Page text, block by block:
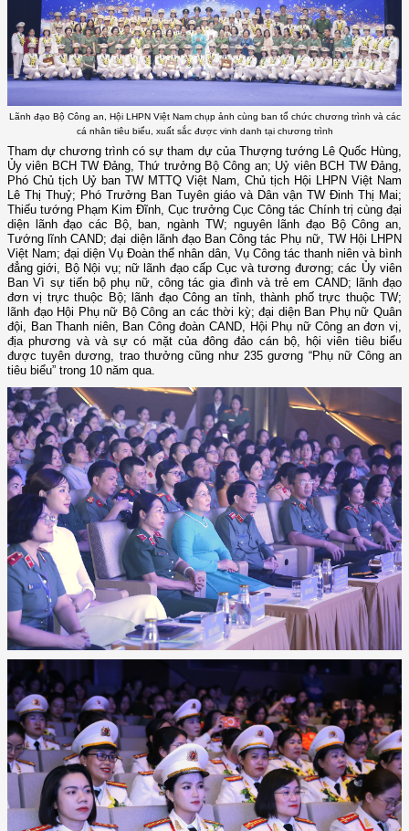
Lãnh đạo Bộ Công an, Hội LHPN Việt Nam chụp ảnh cùng ban tổ chức chương trình và các
cá nhân tiêu biểu, xuất sắc được vinh danh tại chương trình
Tham dự chương trình có sự tham dự của Thượng tướng Lê Quốc Hùng,
Ủy viên BCH TW Đảng, Thứ trưởng Bộ Công an; Uỷ viên BCH TW Đảng,
Phó Chủ tịch Uỷ ban TW MTTQ Việt Nam, Chủ tịch Hội LHPN Việt Nam
Lê Thị Thuỷ; Phó Trưởng Ban Tuyên giáo và Dân vận TW Đinh Thị Mai;
Thiếu tướng Phạm Kim Đĩnh, Cục trưởng Cục Công tác Chính trị cùng đại
diện lãnh đạo các Bộ, ban, ngành TW; nguyên lãnh đạo Bộ Công an,
Tướng lĩnh CAND; đại diện lãnh đạo Ban Công tác Phụ nữ, TW Hội LHPN
Việt Nam; đại diện Vụ Đoàn thể nhân dân, Vụ Công tác thanh niên và bình
đẳng giới, Bộ Nội vụ; nữ lãnh đạo cấp Cục và tương đương; các Ủy viên
Ban Vì sự tiến bộ phụ nữ, công tác gia đình và trẻ em CAND; lãnh đạo
đơn vị trực thuộc Bộ; lãnh đạo Công an tỉnh, thành phố trực thuộc TW;
lãnh đạo Hội Phụ nữ Bộ Công an các thời kỳ; đại diện Ban Phụ nữ Quân
đội, Ban Thanh niên, Ban Công đoàn CAND, Hội Phụ nữ Công an đơn vị,
địa phương và và sự có mặt của đông đảo cán bộ, hội viên tiêu biểu
được tuyên dương, trao thưởng cũng như235 gương “Phụ nữ Công an
tiêu biểu” trong 10 năm qua.